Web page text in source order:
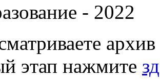
- 2022
этап нажмите